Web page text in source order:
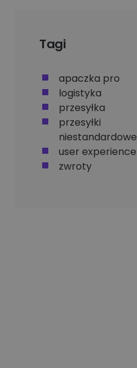
Tagi
apaczka pro
logistyka
przesyłka
przesyłki
niestandardowe
user experience
zwroty